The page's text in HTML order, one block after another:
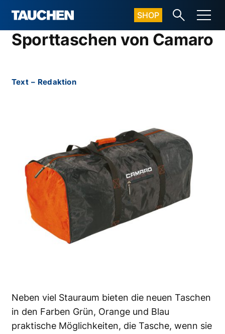
SHOP
Sporttaschen von Camaro
Text – Redaktion
Neben viel Stauraum bieten die neuen Taschen
in den Farben Grün, Orange und Blau
praktische Möglichkeiten, die Tasche, wenn sie